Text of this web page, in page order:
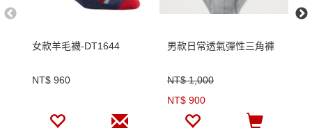
女款羊毛襪-DT1644
NT$ 960
男款日常透氣彈性三角褲
NT$ 1,000
NT$ 900